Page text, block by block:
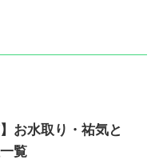
お水取り・祐気と
覧